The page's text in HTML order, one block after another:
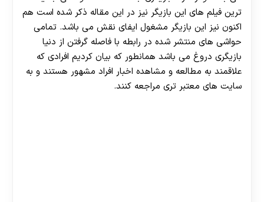
هات بت
ترین فیلم‌ های این بازیگر نیز در این مقاله ذکر شده است هم
اکنون نیز این بازیگر مشغول ایفای نقش می باشد. تمامی
حواشی های منتشر شده در رابطه با فاصله گرفتن از دنیا
بازیگری دروغ می باشد همانطور که بیان کردیم افرادی که
علاقمند به مطالعه و مشاهده اخبار افراد مشهور هستند و به
سایت های معتبر تری مراجعه کنند.